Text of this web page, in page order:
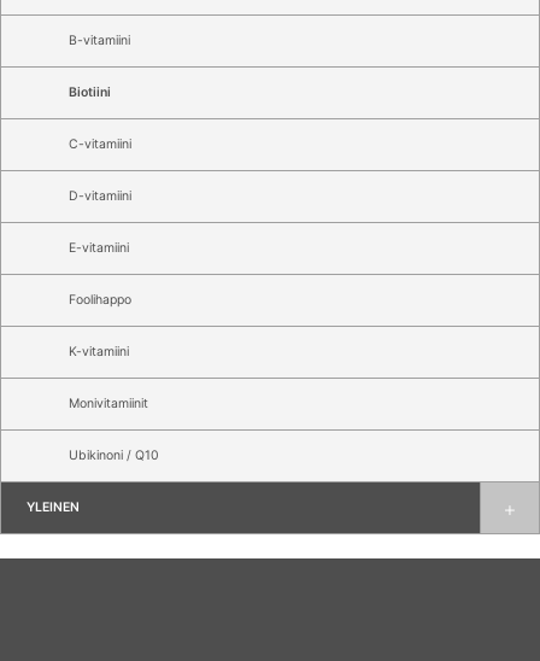
B-vitamiini
Biotiini
C-vitamiini
D-vitamiini
E-vitamiini
Foolihappo
K-vitamiini
Monivitamiinit
Ubikinoni / Q10
YLEINEN